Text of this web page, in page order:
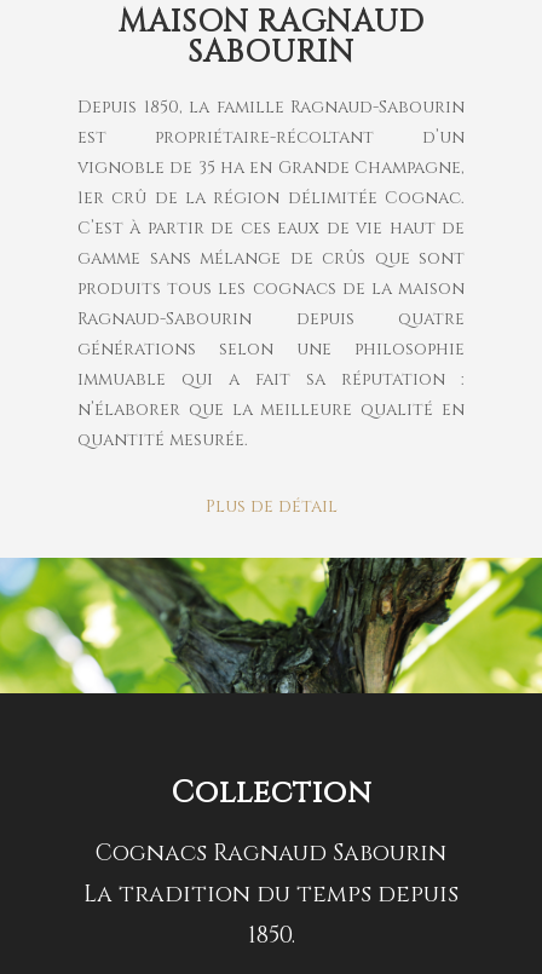
MAISON RAGNAUD
SABOURIN
Depuis 1850, la famille Ragnaud-Sabourin
est propriétaire-récoltant d’un
vignoble de 35 ha en Grande Champagne,
1er crû de la région délimitée Cognac.
C’est à partir de ces eaux de vie haut de
gamme sans mélange de crûs que sont
produits tous les cognacs de la maison
Ragnaud-Sabourin depuis quatre
générations selon une philosophie
immuable qui a fait sa réputation :
n’élaborer que la meilleure qualité en
quantité mesurée.
Plus de détail
Collection
Cognacs Ragnaud Sabourin
La tradition du temps depuis
1850.